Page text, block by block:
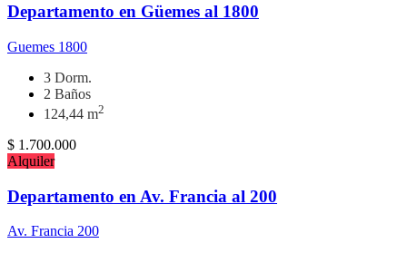
Departamento en Güemes al 1800
Guemes 1800
3 Dorm.
2 Baños
124,44 m2
$ 1.700.000
Alquiler
Departamento en Av. Francia al 200
Av. Francia 200